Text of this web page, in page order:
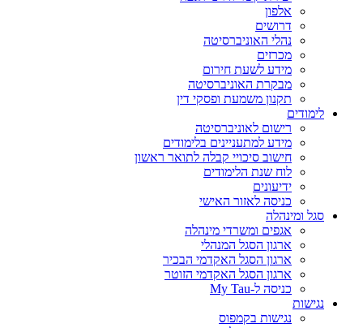
אלפון
דרושים
נהלי האוניברסיטה
מכרזים
מידע לשעת חירום
מבקרת האוניברסיטה
תקנון משמעת ופסקי דין
לימודים
רישום לאוניברסיטה
מידע למתעניינים בלימודים
חישוב סיכויי קבלה לתואר ראשון
לוח שנת הלימודים
ידיעונים
כניסה לאזור האישי
סגל ומינהלה
אגפים ומשרדי מינהלה
ארגון הסגל המנהלי
ארגון הסגל האקדמי הבכיר
ארגון הסגל האקדמי הזוטר
כניסה ל-My Tau
נגישות
נגישות בקמפוס